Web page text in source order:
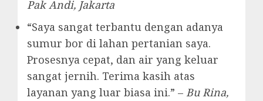
Pak Andi, Jakarta
“Saya sangat terbantu dengan adanya
sumur bor di lahan pertanian saya.
Prosesnya cepat, dan air yang keluar
sangat jernih. Terima kasih atas
layanan yang luar biasa ini.” – Bu Rina,